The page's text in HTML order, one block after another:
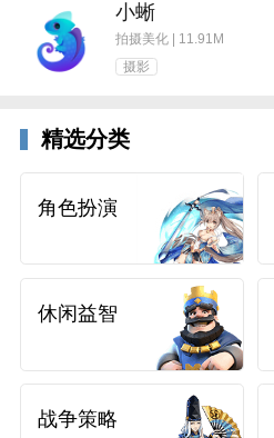
小蜥
拍摄美化 | 11.91M
摄影
精选分类
角色扮演
休闲益智
战争策略